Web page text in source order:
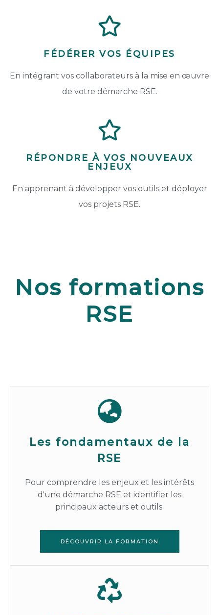
FÉDÉRER VOS ÉQUIPES
En intégrant vos collaborateurs à la mise en œuvre
de votre démarche RSE.
RÉPONDRE À VOS NOUVEAUX
ENJEUX
En apprenant à développer vos outils et déployer
vos projets RSE.
Nos formations
RSE
Les fondamentaux de la
RSE
Pour comprendre les enjeux et les intérêts
d'une démarche RSE et identifier les
principaux acteurs et outils.
DÉCOUVRIR LA FORMATION